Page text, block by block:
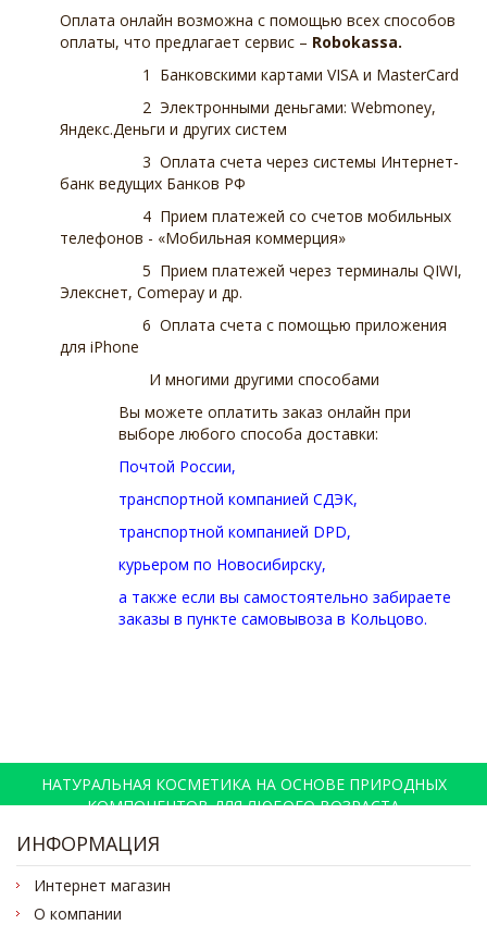
Оплата онлайн возможна с помощью всех способов
оплаты, что предлагает сервис – Robokassa.
1 Банковскими картами VISA и MasterCard
2 Электронными деньгами: Webmoney,
Яндекс.Деньги и других систем
3 Оплата счета через системы Интернет-
банк ведущих Банков РФ
4 Прием платежей со счетов мобильных
телефонов - «Мобильная коммерция»
5 Прием платежей через терминалы QIWI,
Элекснет, Comepay и др.
6 Оплата счета с помощью приложения
для iPhone
И многими другими способами
Вы можете оплатить заказ онлайн при
выборе любого способа доставки:
Почтой России,
транспортной компанией СДЭК,
транспортной компанией DPD,
курьером по Новосибирску,
а также если вы самостоятельно забираете
заказы в пункте самовывоза в Кольцово.
НАТУРАЛЬНАЯ КОСМЕТИКА НА ОСНОВЕ ПРИРОДНЫХ
КОМПОНЕНТОВ ДЛЯ ЛЮБОГО ВОЗРАСТА
ИНФОРМАЦИЯ
Интернет магазин
О компании